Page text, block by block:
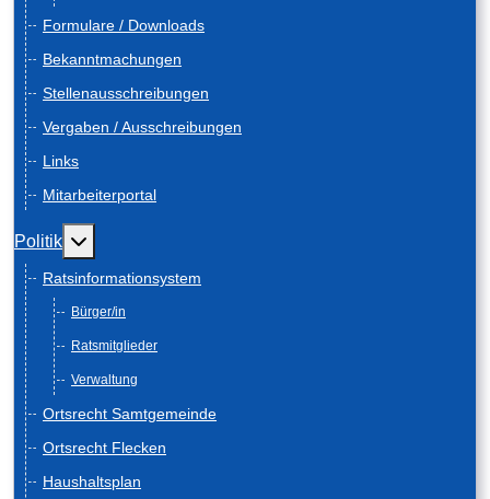
Formulare / Downloads
Bekanntmachungen
Stellenausschreibungen
Vergaben / Ausschreibungen
Links
Mitarbeiterportal
Politik Weitere Informationen: Politik
Ratsinformationsystem
Bürger/in
Ratsmitglieder
Verwaltung
Ortsrecht Samtgemeinde
Ortsrecht Flecken
Haushaltsplan